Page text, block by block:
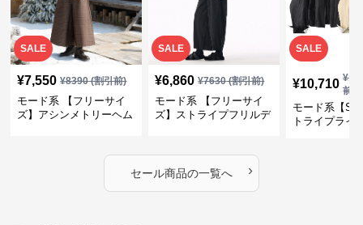
SALE
¥7,550 ¥8390(割引前)
モード系 【フリーサイ
ズ】アシンメトリーヘム
SALE
¥6,860 ¥7630(割引前)
モード系 【フリーサイ
ズ】ストライプフリルデ
SALE
¥10,710 ¥
前)
モード系【S
トライプライ
セール商品の一覧へ ›